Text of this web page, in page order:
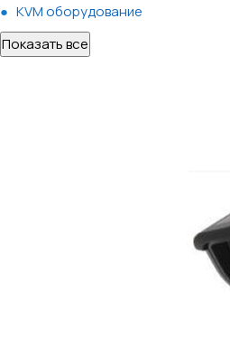
KVM оборудование
Показать все